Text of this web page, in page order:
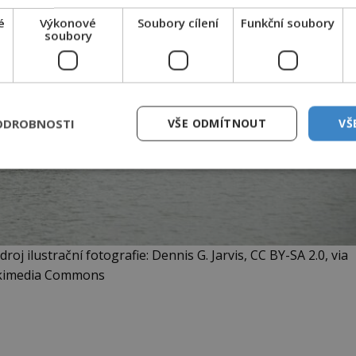
ilustrační fotografie: Dennis G. Jarvis, CC BY-SA 2.0, via
Commons
Výkonové
soubory
Soubory cílení Funkční soubory
VŠE ODMÍTNOUT